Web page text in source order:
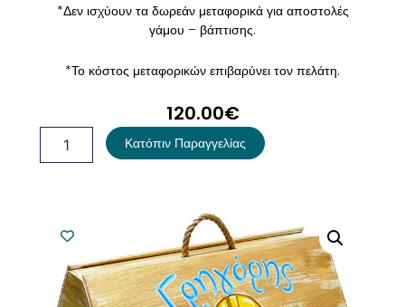
*Δεν ισχύουν τα δωρεάν μεταφορικά για αποστολές
γάμου – βάπτισης.
*Το κόστος μεταφορικών επιβαρύνει τον πελάτη.
120.00€
Βάπτισης
Κατόπιν Παραγγελίας